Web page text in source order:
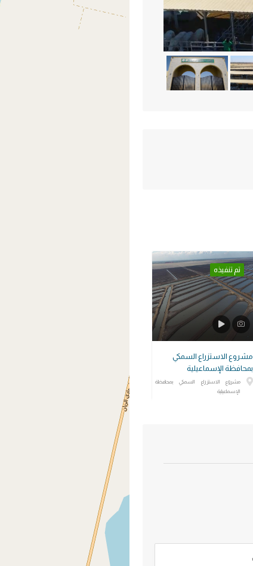
تم تنفيذه
مشروع الاستزراع السمكي
بمحافظة الإسماعيلية
مشروع الاستزراع السمكي بمحافظة
الإسماعيلية